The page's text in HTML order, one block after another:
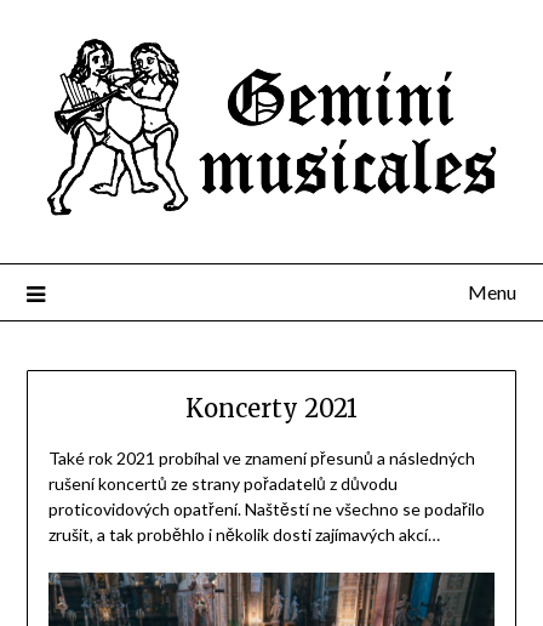
Menu
Koncerty 2021
Také rok 2021 probíhal ve znamení přesunů a následných
rušení koncertů ze strany pořadatelů z důvodu
proticovidových opatření. Naštěstí ne všechno se podařilo
zrušit, a tak proběhlo i několik dosti zajímavých akcí…